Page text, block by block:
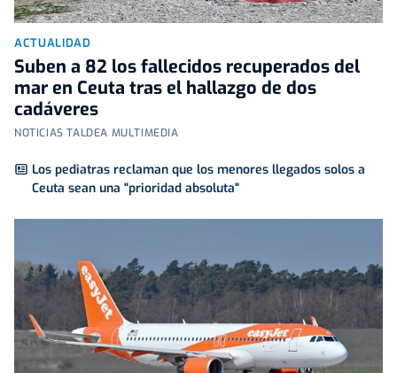
ACTUALIDAD
Suben a 82 los fallecidos recuperados del
mar en Ceuta tras el hallazgo de dos
cadáveres
NOTICIAS TALDEA MULTIMEDIA
Los pediatras reclaman que los menores llegados solos a
Ceuta sean una "prioridad absoluta"